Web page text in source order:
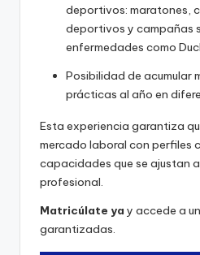
deportivos: maratones,
deportivos y campañas
enfermedades como
Posibilidad de acumular
prácticas al año en
Esta experiencia garantiza
mercado laboral con perfiles
capacidades que se ajustan
profesional.
Matricúlate ya y accede a
garantizadas.